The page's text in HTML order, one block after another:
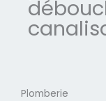
Plomberie